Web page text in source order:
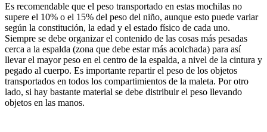
Es recomendable que el peso transportado en estas mochilas no
supere el 10% o el 15% del peso del niño, aunque esto puede variar
según la constitución, la edad y el estado físico de cada uno.
Siempre se debe organizar el contenido de las cosas más pesadas
cerca a la espalda (zona que debe estar más acolchada) para así
llevar el mayor peso en el centro de la espalda, a nivel de la cintura y
pegado al cuerpo. Es importante repartir el peso de los objetos
transportados en todos los compartimientos de la maleta. Por otro
lado, si hay bastante material se debe distribuir el peso llevando
objetos en las manos.